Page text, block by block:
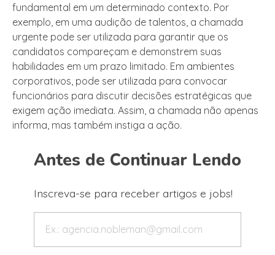
fundamental em um determinado contexto. Por
exemplo, em uma audição de talentos, a chamada
urgente pode ser utilizada para garantir que os
candidatos compareçam e demonstrem suas
habilidades em um prazo limitado. Em ambientes
corporativos, pode ser utilizada para convocar
funcionários para discutir decisões estratégicas que
exigem ação imediata. Assim, a chamada não apenas
informa, mas também instiga a ação.
Antes de Continuar Lendo
Inscreva-se para receber artigos e jobs!